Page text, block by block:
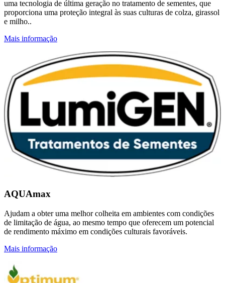
uma tecnologia de última geração no tratamento de sementes, que
proporciona uma proteção integral às suas culturas de colza, girassol
e milho..
Mais informação
AQUAmax
Ajudam a obter uma melhor colheita em ambientes com condições
de limitação de água, ao mesmo tempo que oferecem um potencial
de rendimento máximo em condições culturais favoráveis.
Mais informação